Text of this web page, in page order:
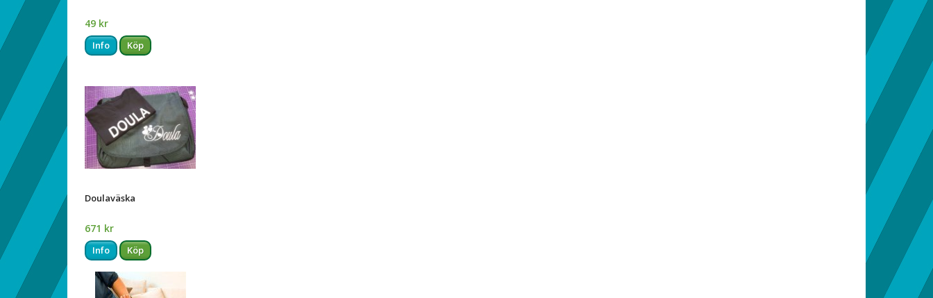
49 kr
Info Köp
Doulaväska
671 kr
Info Köp